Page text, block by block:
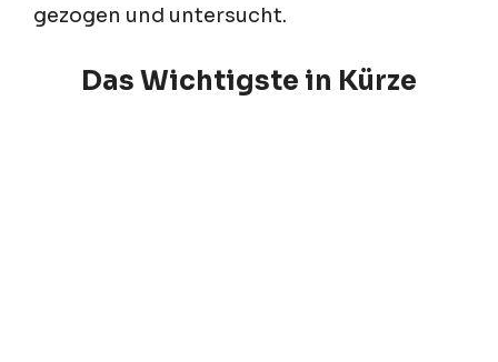
gezogen und untersucht.
Das Wichtigste in Kürze